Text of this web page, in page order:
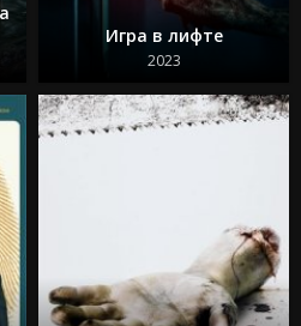
Игра в лифте
2023